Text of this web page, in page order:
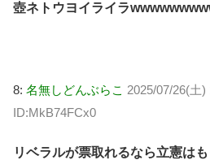
壺ネトウヨイライラ
8: 名無しどんぶらこ 2025/07/26(土)
ID:MkB74FCx0
リベラルが票取れるなら立憲は